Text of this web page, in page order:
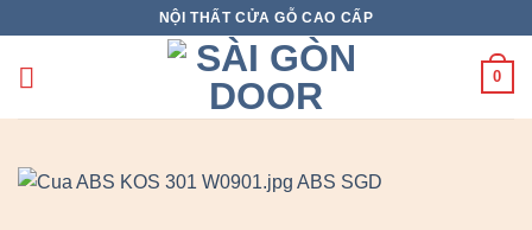
content
NỘI THẤT CỬA GỖ CAO CẤP
0